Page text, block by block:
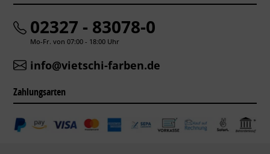
02327 - 83078-0
Mo-Fr. von 07:00 - 18:00 Uhr
info@vietschi-farben.de
Zahlungsarten